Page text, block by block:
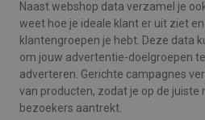
Naast webshop data verzamel je
weet hoe je ideale klant er uit ziet
klantengroepen je hebt. Deze data
om jouw advertentie-doelgroepen
adverteren. Gerichte campagnes
van producten, zodat je op de juiste
bezoekers aantrekt.